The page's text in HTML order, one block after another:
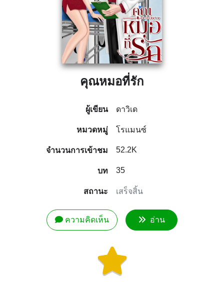
คุณหมอที่รัก
ผู้เขียน ดาวิเด
หมวดหมู่ โรแมนซ์
จำนวนการเข้าชม 52.2K
บท 35
สถานะ เสร็จสิ้น
ความคิดเห็น อ่าน